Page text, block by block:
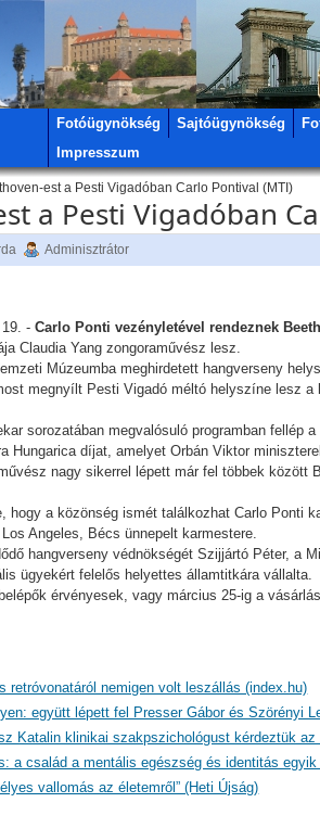
Fotóügynökség Sajtóügynökség
Impresszum
est a Pesti Vigadóban Carlo Pontival (MTI)
a Pesti Vigadóban
Adminisztrátor
- Carlo Ponti vezényletével rendeznek
Claudia Yang zongoraművész lesz.
Múzeumba meghirdetett hangverseny
megnyílt Pesti Vigadó méltó helyszíne lesz
sorozatában megvalósuló programban fellép
Hungarica díjat, amelyet Orbán Viktor
nagy sikerrel lépett már fel többek
hogy a közönség ismét találkozhat Carlo Ponti
Angeles, Bécs ünnepelt karmestere.
hangverseny védnökségét Szijjártó Péter, a
ügyekért felelős helyettes államtitkára vállalta.
érvényesek, vagy március 25-ig a
retróvonatáról nemigen volt leszállás (index.hu)
együtt lépett fel Presser Gábor és Szörényi
Katalin klinikai szakpszichológust kérdeztük
a család a mentális egészség és identitás
vallomás az életemről” (Heti Újság)